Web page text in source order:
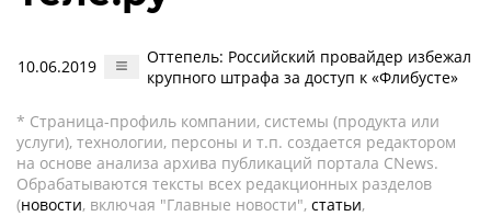
10.06.2019
Оттепель: Российский провайдер избежал
крупного штрафа за доступ к «Флибусте»
* Страница-профиль компании, системы (продукта или
услуги), технологии, персоны и т.п. создается редактором
на основе анализа архива публикаций портала CNews.
Обрабатываются тексты всех редакционных разделов
(новости, включая "Главные новости", статьи,